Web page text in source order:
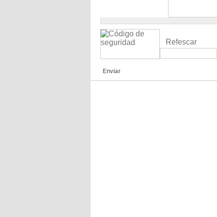
Refescar
Enviar